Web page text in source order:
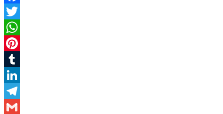
Facebook
Twitter
WhatsApp
Pinterest
Tumblr
LinkedIn
Telegram